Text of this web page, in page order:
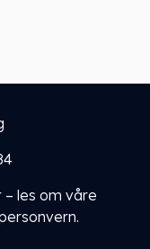
– les om våre
.